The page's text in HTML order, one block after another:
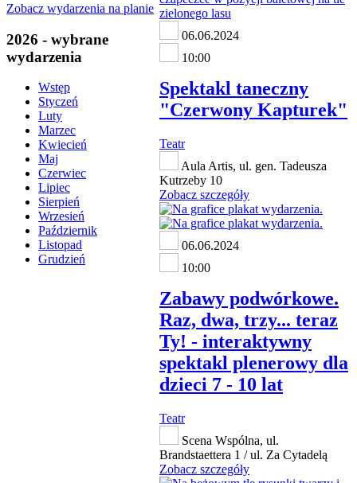
Zobacz wydarzenia na planie
2026 - wybrane
wydarzenia
Wstęp
Styczeń
Luty
Marzec
Kwiecień
Maj
Czerwiec
Lipiec
Sierpień
Wrzesień
Październik
Listopad
Grudzień
06.06.2024
10:00
Spektakl taneczny
"Czerwony Kapturek"
Teatr
Aula Artis, ul. gen. Tadeusza
Kutrzeby 10
Zobacz szczegóły
06.06.2024
10:00
Zabawy podwórkowe.
Raz, dwa, trzy... teraz
Ty! - interaktywny
spektakl plenerowy dla
dzieci 7 - 10 lat
Teatr
Scena Wspólna, ul.
Brandstaettera 1 / ul. Za Cytadelą
Zobacz szczegóły